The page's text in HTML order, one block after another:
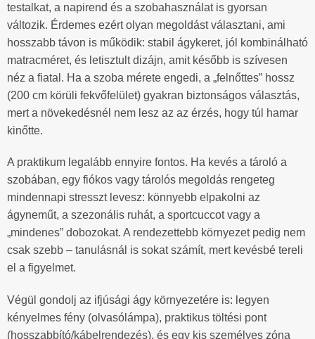
testalkat, a napirend és a szobahasználat is gyorsan
változik. Érdemes ezért olyan megoldást választani, ami
hosszabb távon is működik: stabil ágykeret, jól kombinálható
matracméret, és letisztult dizájn, amit később is szívesen
néz a fiatal. Ha a szoba mérete engedi, a „felnőttes” hossz
(200 cm körüli fekvőfelület) gyakran biztonságos választás,
mert a növekedésnél nem lesz az az érzés, hogy túl hamar
kinőtte.
A praktikum legalább ennyire fontos. Ha kevés a tároló a
szobában, egy fiókos vagy tárolós megoldás rengeteg
mindennapi stresszt levesz: könnyebb elpakolni az
ágyneműt, a szezonális ruhát, a sportcuccot vagy a
„mindenes” dobozokat. A rendezettebb környezet pedig nem
csak szebb – tanulásnál is sokat számít, mert kevésbé tereli
el a figyelmet.
Végül gondolj az ifjúsági ágy környezetére is: legyen
kényelmes fény (olvasólámpa), praktikus töltési pont
(hosszabbító/kábelrendezés), és egy kis személyes zóna